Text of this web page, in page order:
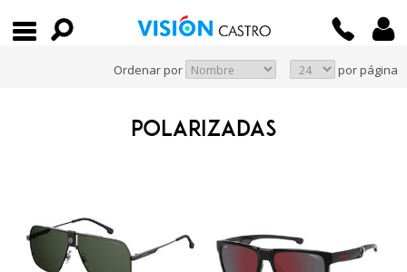
Ordenar por por página
POLARIZADAS